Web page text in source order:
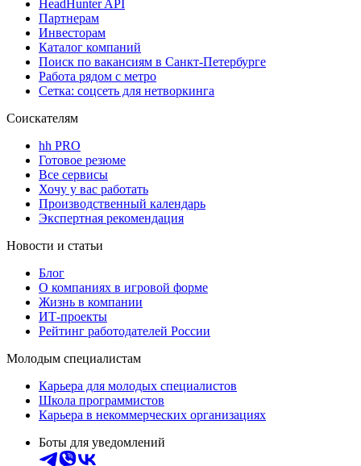
HeadHunter API
Партнерам
Инвесторам
Каталог компаний
Поиск по вакансиям в Санкт-Петербурге
Работа рядом с метро
Сетка: соцсеть для нетворкинга
Соискателям
hh PRO
Готовое резюме
Все сервисы
Хочу у вас работать
Производственный календарь
Экспертная рекомендация
Новости и статьи
Блог
О компаниях в игровой форме
Жизнь в компании
ИТ-проекты
Рейтинг работодателей России
Молодым специалистам
Карьера для молодых специалистов
Школа программистов
Карьера в некоммерческих организациях
Боты для уведомлений